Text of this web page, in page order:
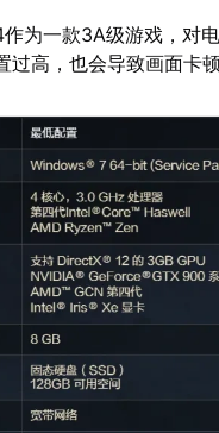
为一款3A级游戏，对
过高，也会导致画面卡